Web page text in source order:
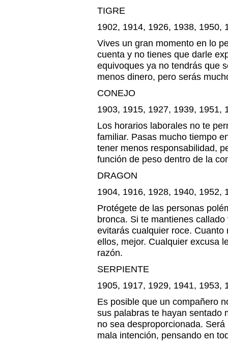
TIGRE
1902, 1914, 1926, 1938, 1950,
Vives un gran momento en lo
cuenta y no tienes que darle
equivoques ya no tendrás que
menos dinero, pero serás
CONEJO
1903, 1915, 1927, 1939, 1951,
Los horarios laborales no te
familiar. Pasas mucho tiempo
tener menos responsabilidad,
función de peso dentro de la
DRAGON
1904, 1916, 1928, 1940, 1952,
Protégete de las personas
bronca. Si te mantienes
evitarás cualquier roce.
ellos, mejor. Cualquier excusa
razón.
SERPIENTE
1905, 1917, 1929, 1941, 1953,
Es posible que un compañero
sus palabras te hayan sentado
no sea desproporcionada.
mala intención, pensando en